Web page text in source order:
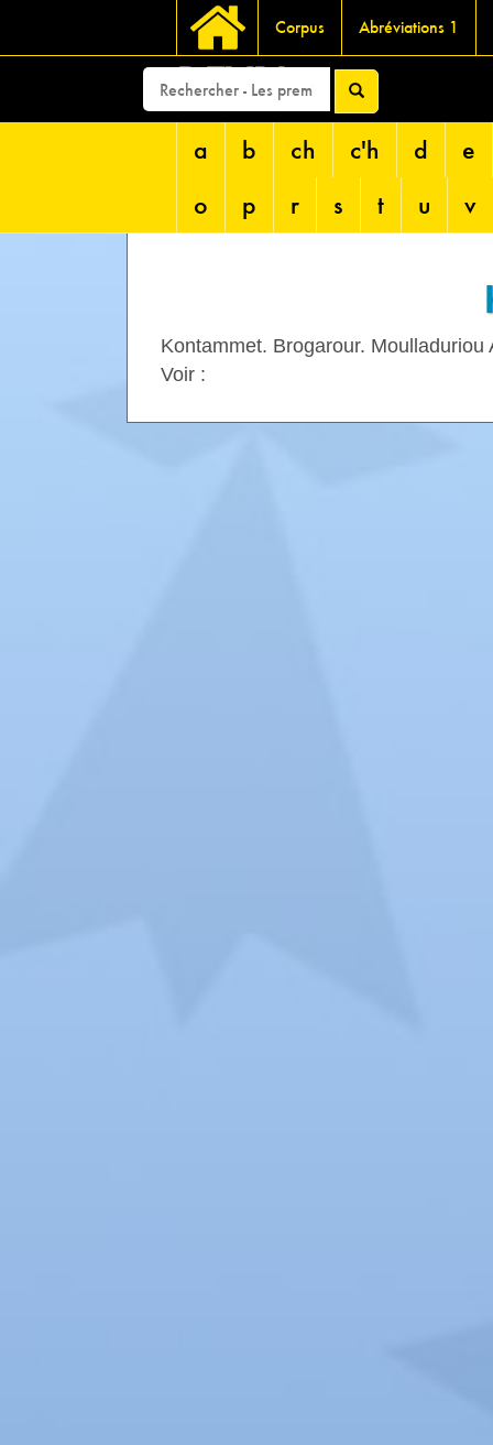
Corpus Abréviations 1
DEVRI
a b ch c'h d
e
o
p r s t u v
Kontammet. Brogarour. Moulladuriou
Voir :